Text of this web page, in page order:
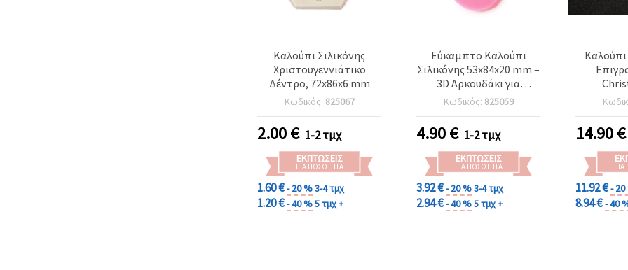
Καλούπι Σιλικόνης
Χριστουγεννιάτικο
Δέντρο, 72x86x6 mm
Κωδικός: 825067
2.00€ 1-2 τμχ
ΕΚΠΤΏΣΕΙΣ
ΓΙΑ ΠΟΣΌΤΗΤΑ
1.60 €- 20 %3-4 τμχ
1.20 €- 40 %5 τμχ +
Εύκαμπτο Καλούπι
Σιλικόνης 53x84x20 mm –
3D Αρκουδάκι για
Χύτευση με Εποξική/UV
Ρητίνη, Σαπούνι, Κερί &
Πηλό, DIY Χειροτεχνίες
Κωδικός: 825059
4.90€ 1-2 τμχ
ΕΚΠΤΏΣΕΙΣ
ΓΙΑ ΠΟΣΌΤΗΤΑ
3.92 €- 20 %3-4 τμχ
2.94 €- 40 %5 τμχ +
Καλούπι
14.90€
11.92 €-
8.94 €- 40